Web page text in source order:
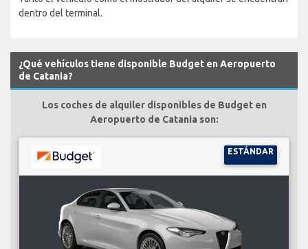
dentro del terminal.
¿Qué vehículos tiene disponible Budget en Aeropuerto
de Catania?
Los coches de alquiler disponibles de Budget en
Aeropuerto de Catania son:
ESTÁNDAR